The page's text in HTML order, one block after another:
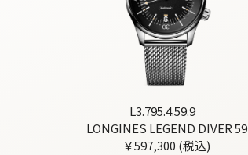
L3.795.4.59.9
LONGINES LEGEND DIVER 59
￥597,300 (税込)